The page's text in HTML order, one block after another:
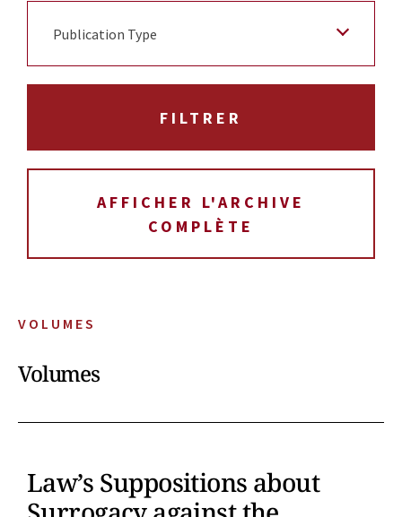
VOLUMES
Volumes
Law’s Suppositions about
Publication Type
AFFICHER L'ARCHIVE
COMPLÈTE